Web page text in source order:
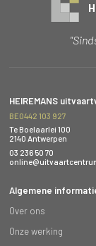
HEIREMANS
BE0442 103 927
Te Boelaarlei 100
2140 Antwerpen
03 236 50 70
Algemene
Over ons
Onze werking